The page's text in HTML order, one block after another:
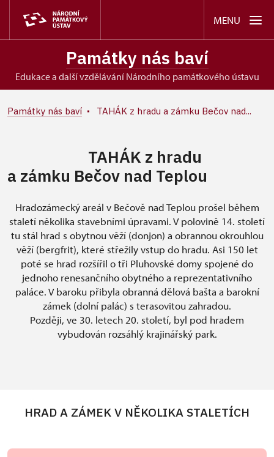
MENU
Památky nás baví
edukace a další vzdělávání Národního památkového ústavu
Památky nás baví TAHÁK z hradu a zámku Bečov nad...
TAHÁK z hradu
a zámku Bečov nad Teplou
Hradozámecký areál v Bečově nad Teplou prošel během
staletí několika stavebními úpravami. V polovině 14. století
tu stál hrad s obytnou věží (donjon) a obrannou okrouhlou
věží (bergfrit), které střežily vstup do hradu. Asi 150 let
poté se hrad rozšířil o tři Pluhovské domy spojené do
jednoho renesančního obytného a reprezentativního
paláce. V baroku přibyla obranná dělová bašta a barokní
zámek (dolní palác) s terasovitou zahradou.
Později, ve 30. letech 20. století, byl pod hradem
vybudován rozsáhlý krajinářský park.
HRAD A ZÁMEK V NĚKOLIKA STALETÍCH